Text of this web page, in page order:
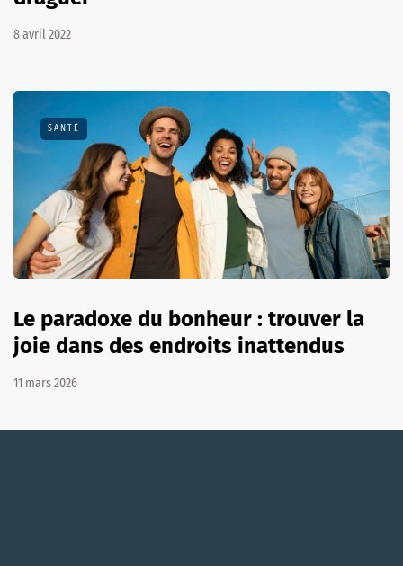
8 avril 2022
SANTÉ
Le paradoxe du bonheur : trouver la
joie dans des endroits inattendus
11 mars 2026